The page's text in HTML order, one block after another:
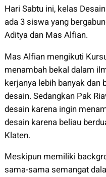
Hari Sabtu ini, kelas
ada 3 siswa yang
Aditya dan Mas Alfian.
Mas Alfian mengikuti
menambah bekal dalam
kerjanya lebih banyak dan
desain. Sedangkan Pak
desain karena ingin
desain karena beliau
Klaten.
Meskipun memiliki
sama-sama semangat